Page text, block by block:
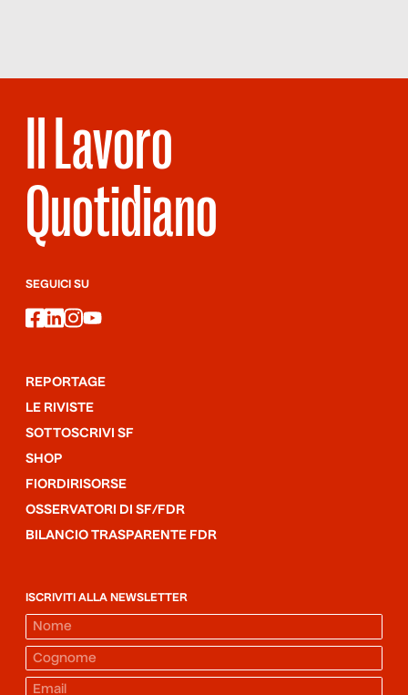
Il Lavoro
Quotidiano
SEGUICI SU
facebook
linkedin
instagram
youtube
REPORTAGE
LE RIVISTE
SOTTOSCRIVI SF
SHOP
FIORDIRISORSE
OSSERVATORI DI SF/FDR
BILANCIO TRASPARENTE FDR
ISCRIVITI ALLA NEWSLETTER